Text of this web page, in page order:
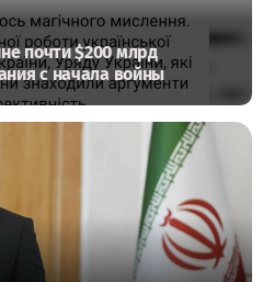
почти $200 млрд
с начала войны